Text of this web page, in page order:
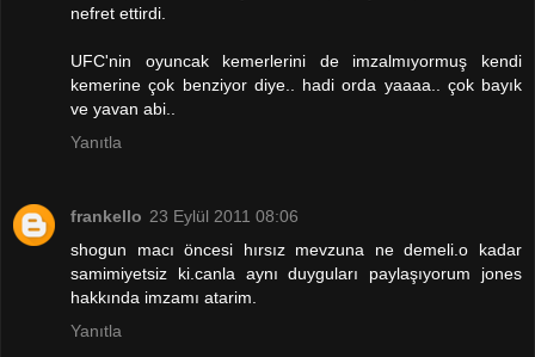
nefret ettirdi.
UFC'nin oyuncak kemerlerini de imzalmıyormuş kendi
kemerine çok benziyor diye.. hadi orda yaaaa.. çok bayık
ve yavan abi..
Yanıtla
frankello 23 Eylül 2011 08:06
shogun macı öncesi hırsız mevzuna ne demeli.o kadar
samimiyetsiz ki.canla aynı duyguları paylaşıyorum jones
hakkında imzamı atarim.
Yanıtla